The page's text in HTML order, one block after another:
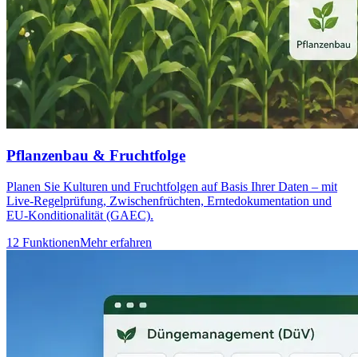
Pflanzenbau & Fruchtfolge
Planen Sie Kulturen und Fruchtfolgen auf Basis Ihrer Daten – mit
Live-Regelprüfung, Zwischenfrüchten, Erntedokumentation und
EU-Konditionalität (GAEC).
12 FunktionenMehr erfahren